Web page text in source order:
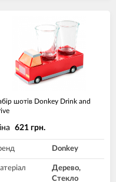
шотів Donkey Drink and
621 грн.
Donkey
Дерево,
Стекло